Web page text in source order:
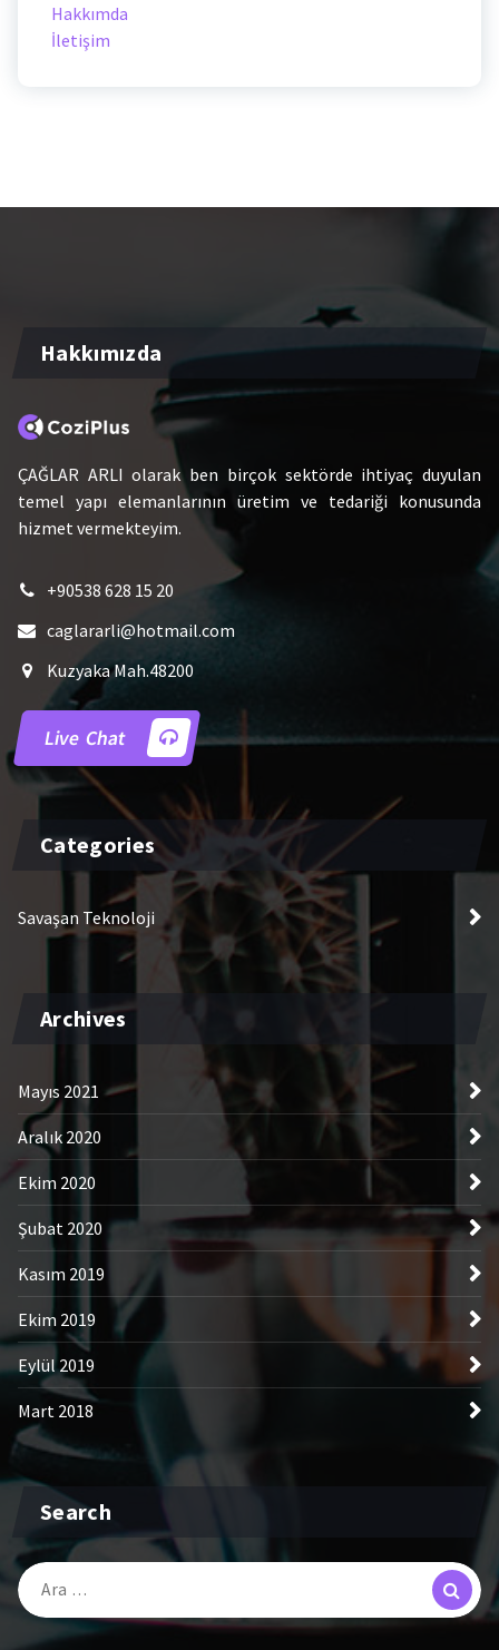
Hakkımda
İletişim
Hakkımızda
ÇAĞLAR ARLI olarak ben birçok sektörde ihtiyaç duyulan
temel yapı elemanlarının üretim ve tedariği konusunda
hizmet vermekteyim.
+90538 628 15 20
caglararli@hotmail.com
Kuzyaka Mah.48200
Live Chat
Categories
Savaşan Teknoloji
Archives
Mayıs 2021
Aralık 2020
Ekim 2020
Şubat 2020
Kasım 2019
Ekim 2019
Eylül 2019
Mart 2018
Search
Arama: